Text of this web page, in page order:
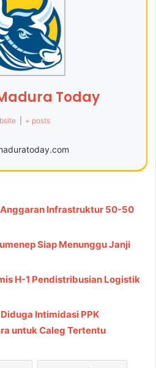
Today
+ posts
Infrastruktur 50-50
Siap Menunggu Janji
H-1 Pendistribusian Logistik
Intimidasi PPK
untuk Caleg Tertentu